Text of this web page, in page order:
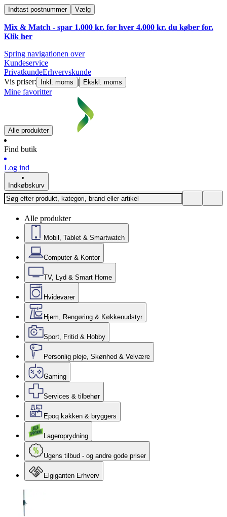
Indtast postnummer Vælg
Mix & Match - spar 1.000 kr. for hver 4.000 kr. du køber for.
Klik her
Spring navigationen over
Kundeservice
PrivatkundeErhvervskunde
Vis priser:
Inkl. moms | Ekskl. moms
Mine favoritter
Alle produkter
Find butik
Log ind
Indkøbskurv
Alle produkter
Mobil, Tablet & Smartwatch
Computer & Kontor
TV, Lyd & Smart Home
Hvidevarer
Hjem, Rengøring & Køkkenudstyr
Sport, Fritid & Hobby
Personlig pleje, Skønhed & Velvære
Gaming
Services & tilbehør
Epoq køkken & bryggers
Lageroprydning
Ugens tilbud - og andre gode priser
Elgiganten Erhverv